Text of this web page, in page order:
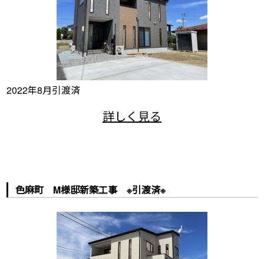
2022年8月引渡済
色麻町 M様邸新築工事 ※引渡済※